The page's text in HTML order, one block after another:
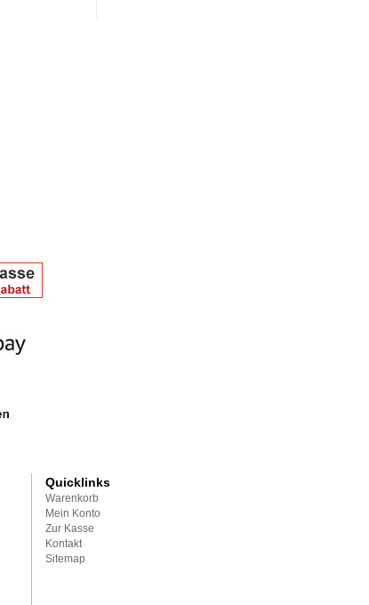
Quicklinks
Warenkorb
Mein Konto
Zur Kasse
Kontakt
Sitemap